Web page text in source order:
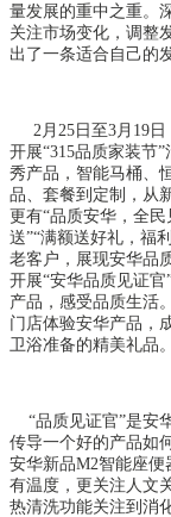
量发展的重中之重。
关注市场变化，调整
出了一条适合自己的
2月25日至3月19日
开展“315品质家装节
秀产品，智能马桶、
品、套餐到定制，从
更有“品质安华，全
送”“满额送好礼，福
老客户，展现安华品
开展“安华品质见证
产品，感受品质生活
门店体验安华产品，
卫浴准备的精美礼品。
“品质见证官”是安
传导一个好的产品如
安华新品M2智能座便
有温度，更关注人文
热清洗功能关注到消